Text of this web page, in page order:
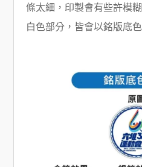
條太細，印製會有些許模
白色部分，皆會以銘版底